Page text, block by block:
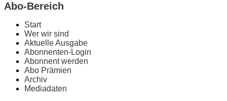
Abo-Bereich
Start
Wer wir sind
Aktuelle Ausgabe
Abonnenten-Login
Abonnent werden
Abo Prämien
Archiv
Mediadaten